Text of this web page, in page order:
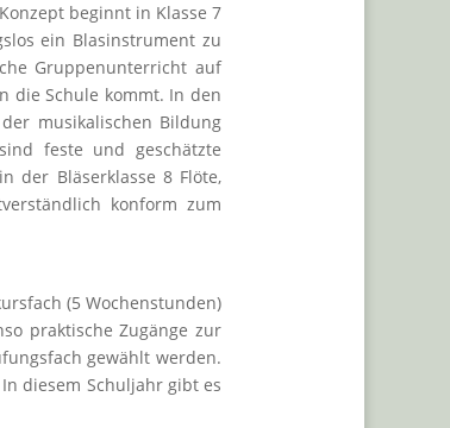
beginnt in Klasse 7
ein Blasinstrument zu
Gruppenunterricht auf
die Schule kommt. In den
musikalischen Bildung
feste und geschätzte
der Bläserklasse 8 Flöte,
konform zum
(5 Wochenstunden)
praktische Zugänge zur
gewählt werden.
diesem Schuljahr gibt es